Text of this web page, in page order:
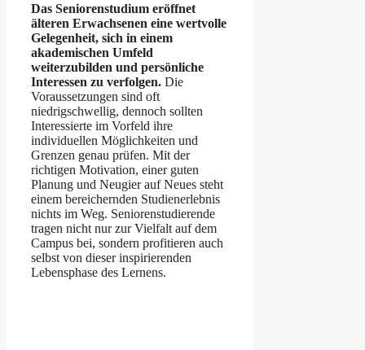
Das Seniorenstudium eröffnet
älteren Erwachsenen eine wertvolle
Gelegenheit, sich in einem
akademischen Umfeld
weiterzubilden und persönliche
Interessen zu verfolgen. Die
Voraussetzungen sind oft
niedrigschwellig, dennoch sollten
Interessierte im Vorfeld ihre
individuellen Möglichkeiten und
Grenzen genau prüfen. Mit der
richtigen Motivation, einer guten
Planung und Neugier auf Neues steht
einem bereichernden Studienerlebnis
nichts im Weg. Seniorenstudierende
tragen nicht nur zur Vielfalt auf dem
Campus bei, sondern profitieren auch
selbst von dieser inspirierenden
Lebensphase des Lernens.